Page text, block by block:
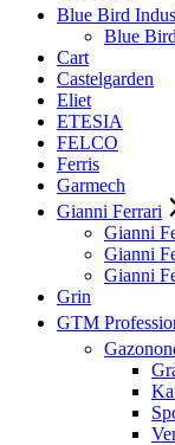
Blue Bird
Blue
Cart
Castelgarden
Eliet
ETESIA
FELCO
Ferris
Garmech
Gianni Ferrari
Gianni
Gianni
Gianni
Grin
GTM